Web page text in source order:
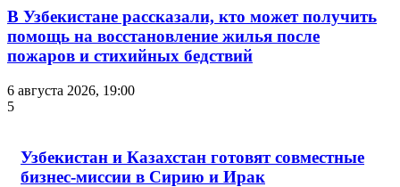
В Узбекистане рассказали, кто может получить
помощь на восстановление жилья после
пожаров и стихийных бедствий
6 августа 2026, 19:00
5
Узбекистан и Казахстан готовят совместные
бизнес-миссии в Сирию и Ирак